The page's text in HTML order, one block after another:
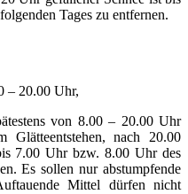
Tages zu entfernen.
– 20.00 Uhr,
von 8.00 – 20.00 Uhr
Glätteentstehen, nach 20.00
7.00 Uhr bzw. 8.00 Uhr des
Es sollen nur abstumpfende
Mittel dürfen nicht